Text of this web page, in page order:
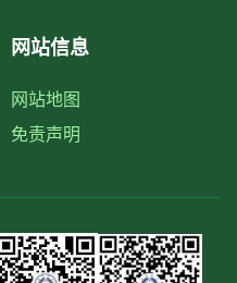
网站信息
网站地图
免责声明